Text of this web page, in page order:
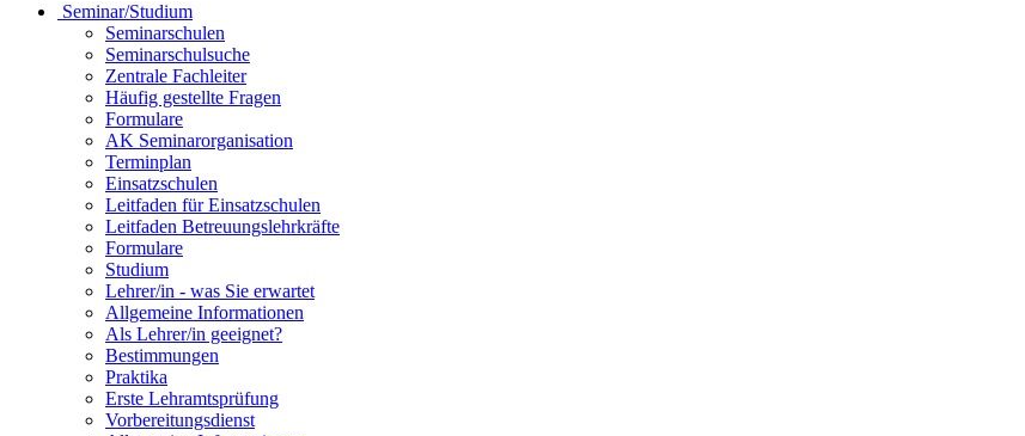
Seminar/Studium
Seminarschulen
Seminarschulsuche
Zentrale Fachleiter
Häufig gestellte Fragen
Formulare
AK Seminarorganisation
Terminplan
Einsatzschulen
Leitfaden für Einsatzschulen
Leitfaden Betreuungslehrkräfte
Formulare
Studium
Lehrer/in - was Sie erwartet
Allgemeine Informationen
Als Lehrer/in geeignet?
Bestimmungen
Praktika
Erste Lehramtsprüfung
Vorbereitungsdienst